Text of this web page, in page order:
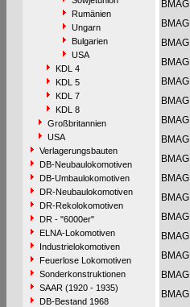
Rumänien
Ungarn
Bulgarien
USA
KDL 4
KDL 5
KDL 7
KDL 8
Großbritannien
USA
Verlagerungsbauten
DB-Neubaulokomotiven
DB-Umbaulokomotiven
DR-Neubaulokomotiven
DR-Rekolokomotiven
DR - "6000er"
ELNA-Lokomotiven
Industrielokomotiven
Feuerlose Lokomotiven
Sonderkonstruktionen
SAAR (1920 - 1935)
DB-Bestand 1968
BMAG
BMAG
BMAG
BMAG
BMAG
BMAG
BMAG
BMAG
BMAG
BMAG
BMAG
BMAG
BMAG
BMAG
BMAG
BMAG